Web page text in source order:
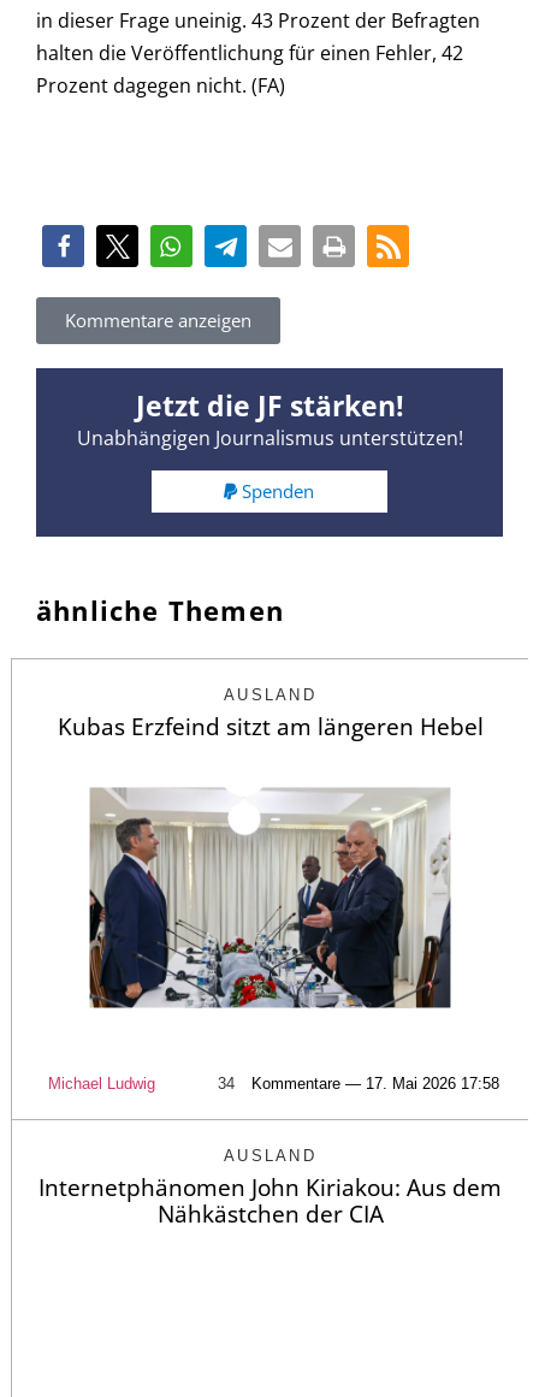
in dieser Frage uneinig. 43 Prozent der Befragten
halten die Veröffentlichung für einen Fehler, 42
Prozent dagegen nicht. (FA)
Kommentare anzeigen
Jetzt die JF stärken!
Unabhängigen Journalismus unterstützen!
Spenden
ähnliche Themen
AUSLAND
Kubas Erzfeind sitzt am längeren Hebel
Michael Ludwig 34 Kommentare — 17. Mai 2026 17:58
AUSLAND
Internetphänomen John Kiriakou: Aus dem
Nähkästchen der CIA